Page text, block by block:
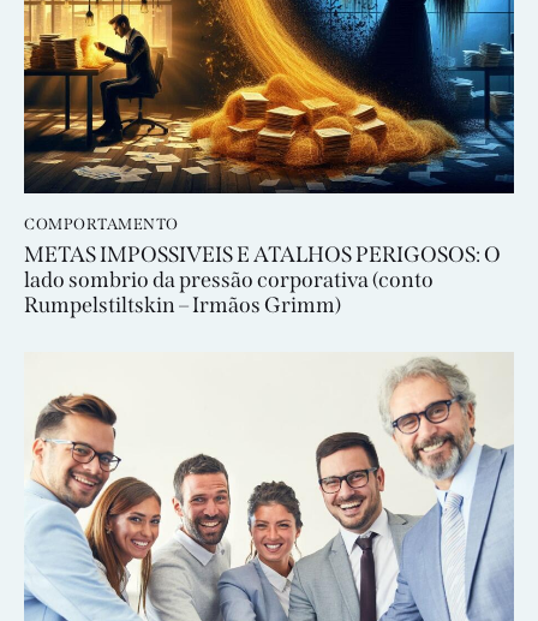
COMPORTAMENTO
METAS IMPOSSIVEIS E ATALHOS PERIGOSOS: O
lado sombrio da pressão corporativa (conto
Rumpelstiltskin – Irmãos Grimm)